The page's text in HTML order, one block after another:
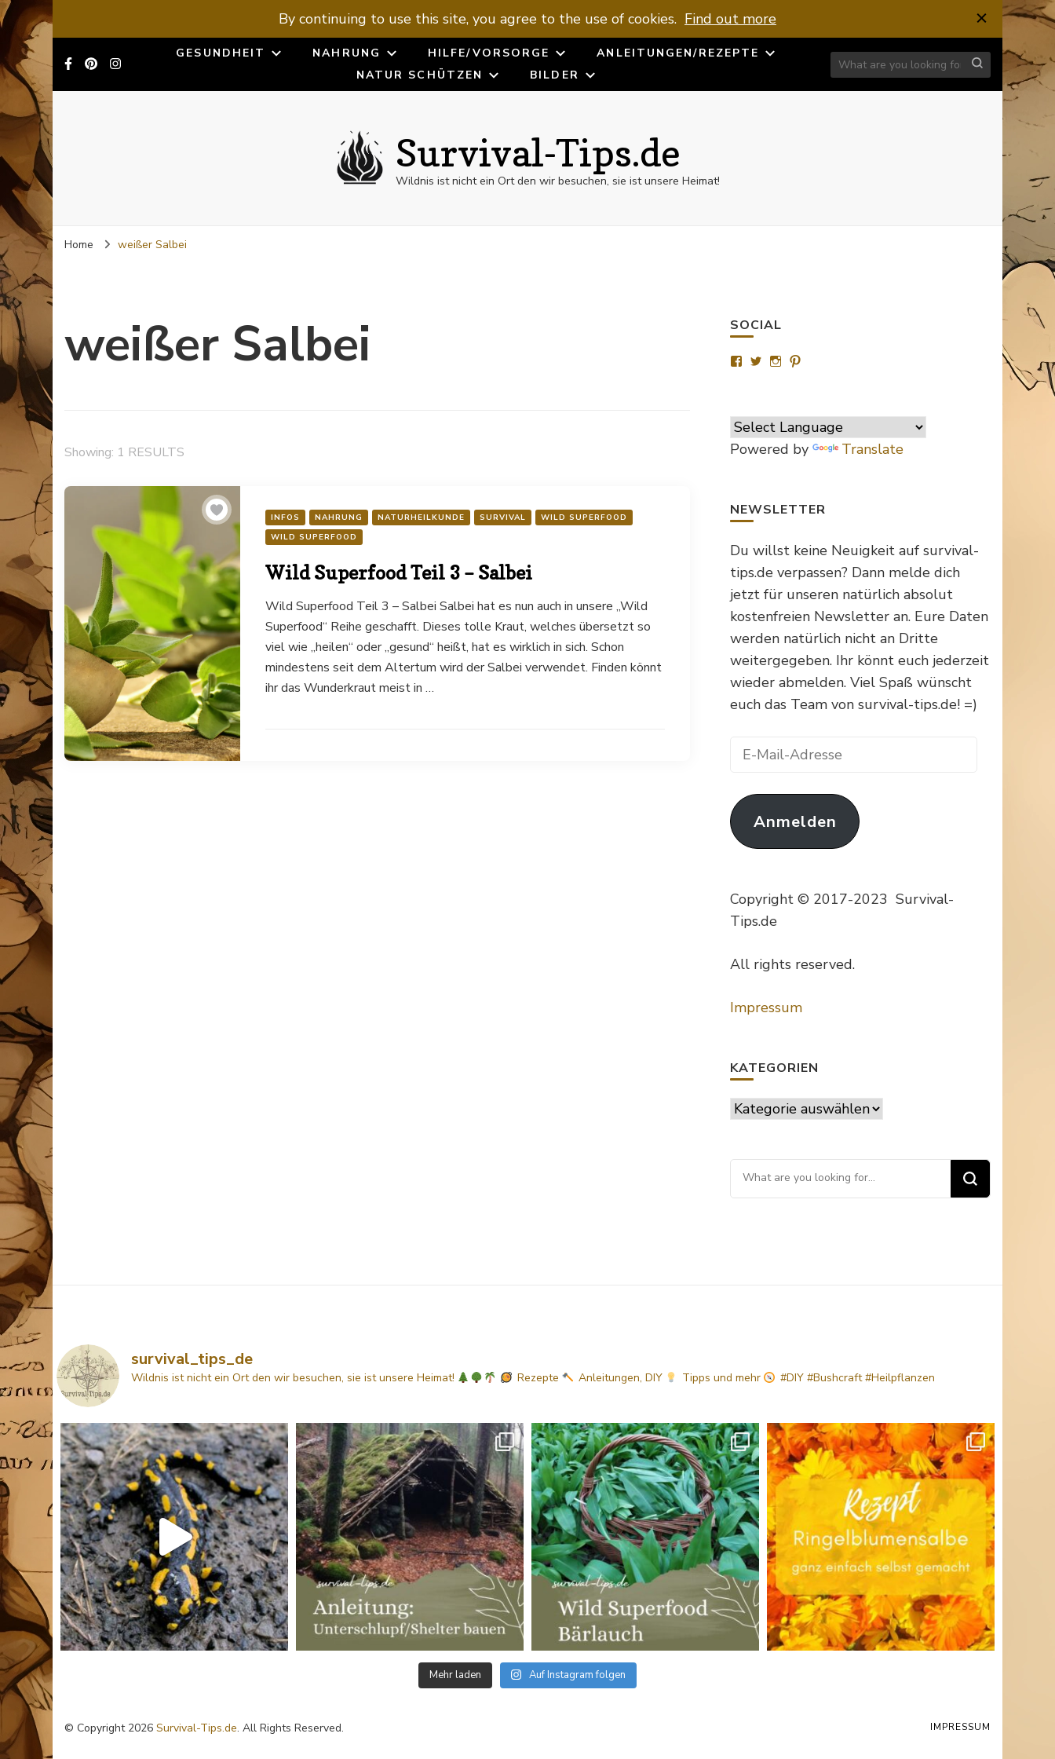
By continuing to use this site, you agree to the use of cookies. Find out more
GESUNDHEIT NAHRUNG HILFE/VORSORGE
ANLEITUNGEN/REZEPTE
NATUR SCHÜTZEN
BILDER
Looking for Something?
Survival-Tips.de
Wildnis ist nicht ein Ort den wir besuchen, sie ist unsere Heimat!
Home weißer Salbei
weißer Salbei
Showing: 1 RESULTS
INFOS NAHRUNG NATURHEILKUNDE SURVIVAL
WILD SUPERFOOD
WILD SUPERFOOD
Wild Superfood Teil 3 – Salbei
Wild Superfood Teil 3 – Salbei Salbei hat es nun auch in unsere „Wild
Superfood“ Reihe geschafft. Dieses tolle Kraut, welches übersetzt so
viel wie „heilen“ oder „gesund“ heißt, hat es wirklich in sich. Schon
mindestens seit dem Altertum wird der Salbei verwendet. Finden könnt
ihr das Wunderkraut meist in …
SOCIAL
Profil
anzeigen
Profil
anzeigen
Profil
anzeigen
Profil
Pinterest
anzeigen
Powered by Translate
NEWSLETTER
Du willst keine Neuigkeit auf survival-
tips.de verpassen? Dann melde dich
jetzt für unseren natürlich absolut
kostenfreien Newsletter an. Eure Daten
werden natürlich nicht an Dritte
weitergegeben. Ihr könnt euch jederzeit
wieder abmelden. Viel Spaß wünscht
euch das Team von survival-tips.de! =)
Adresse
Anmelden
Copyright © 2017-2023 Survival-
Tips.de
All rights reserved.
Impressum
KATEGORIEN
Kategorien
Looking
for
survival_tips_de
Wildnis ist nicht ein Ort den wir besuchen, sie ist unsere Heimat! Rezepte Anleitungen, DIY Tipps und mehr #DIY #Bushcraft #Heilpflanzen
Mehr laden Auf Instagram folgen
© Copyright 2026Survival-Tips.de. All Rights Reserved. IMPRESSUM